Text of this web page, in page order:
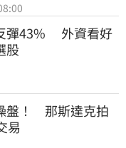
彈43%　 外資看好
股
盤！　那斯達克拍
易